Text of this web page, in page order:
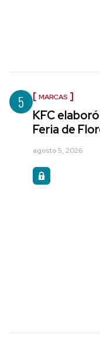
5 MARCAS
KFC
Feria de
agosto 5, 2026